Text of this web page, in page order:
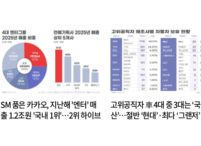
SM 품은 카카오, 지난해 '엔터' 매
출 1.2조원 '국내 1위'…2위 하이브
고위공직자 車 4대 중 3대는 ‘국
산’…절반 ‘현대’·최다 ‘그랜저’